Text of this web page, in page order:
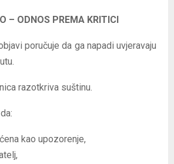
– ODNOS PREMA KRITICI
poručuje da ga napadi uvjeravaju
razotkriva suštinu.
kao upozorenje,